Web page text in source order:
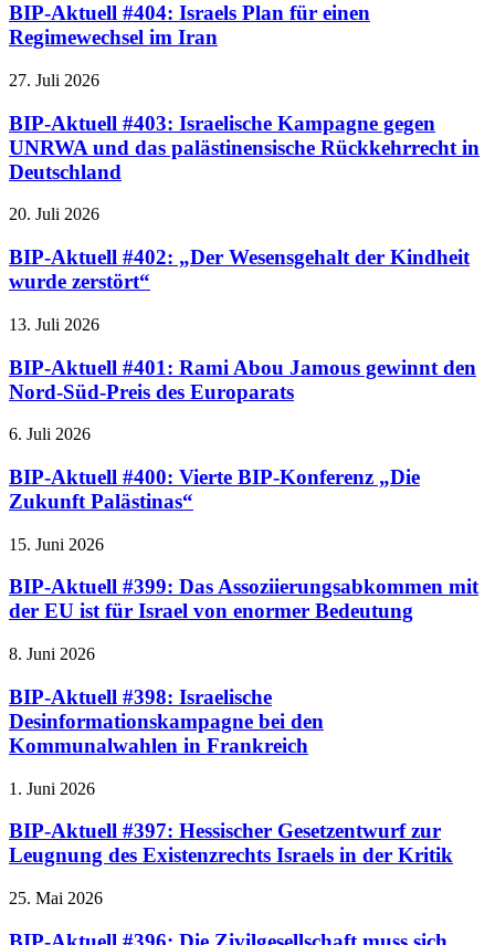
BIP-Aktuell #404: Israels Plan für einen
Regimewechsel im Iran
27. Juli 2026
BIP-Aktuell #403: Israelische Kampagne gegen
UNRWA und das palästinensische Rückkehrrecht in
Deutschland
20. Juli 2026
BIP-Aktuell #402: „Der Wesensgehalt der Kindheit
wurde zerstört“
13. Juli 2026
BIP-Aktuell #401: Rami Abou Jamous gewinnt den
Nord-Süd-Preis des Europarats
6. Juli 2026
BIP-Aktuell #400: Vierte BIP-Konferenz „Die
Zukunft Palästinas“
15. Juni 2026
BIP-Aktuell #399: Das Assoziierungsabkommen mit
der EU ist für Israel von enormer Bedeutung
8. Juni 2026
BIP-Aktuell #398: Israelische
Desinformationskampagne bei den
Kommunalwahlen in Frankreich
1. Juni 2026
BIP-Aktuell #397: Hessischer Gesetzentwurf zur
Leugnung des Existenzrechts Israels in der Kritik
25. Mai 2026